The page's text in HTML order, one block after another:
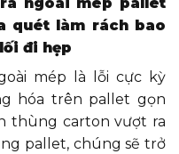
quét làm rách bao
đi hẹp
mép là lỗi cực kỳ
hóa trên pallet gọn
thùng carton vượt ra
pallet, chúng sẽ trở